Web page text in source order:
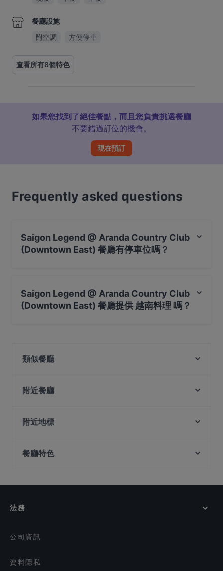
餐廳設施
附空調
方便停車
查看所有8個特色
如果您找到了絕佳餐點，而且您負責挑選餐廳
不要錯過訂位的機會。
現在預訂
Frequently asked questions
Saigon Legend @ Aranda Country Club
(Downtown East) 餐廳有停車位嗎？
Saigon Legend @ Aranda Country Club
(Downtown East) 餐廳提供 越南料理 嗎？
類似餐廳
Segar @ Downtown East
georges At The Cove restaurant
附近餐廳
Tekong Seafood Restaurant
Hub & Spoke Cafe
Madya Cuisine & Bar - Punggol
附近地標
Peranakan Museum, 新加坡
餐廳特色
在 新加坡 的 休閒餐廳
法務
公司資訊
資料隱私